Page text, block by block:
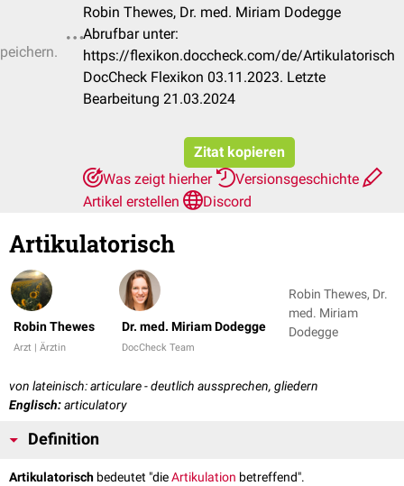
Robin Thewes, Dr. med. Miriam Dodegge
Abrufbar unter:
https://flexikon.doccheck.com/de/Artikulatorisch
DocCheck Flexikon 03.11.2023. Letzte
Bearbeitung 21.03.2024
Zitat kopieren
Was zeigt hierher
Versionsgeschichte
Artikel erstellen
Discord
Artikulatorisch
Robin Thewes
Arzt | Ärztin
Dr. med. Miriam Dodegge
DocCheck Team
Robin Thewes, Dr.
med. Miriam
Dodegge
von lateinisch: articulare - deutlich aussprechen, gliedern
Englisch:articulatory
Definition
Artikulatorisch bedeutet "dieArtikulation betreffend".